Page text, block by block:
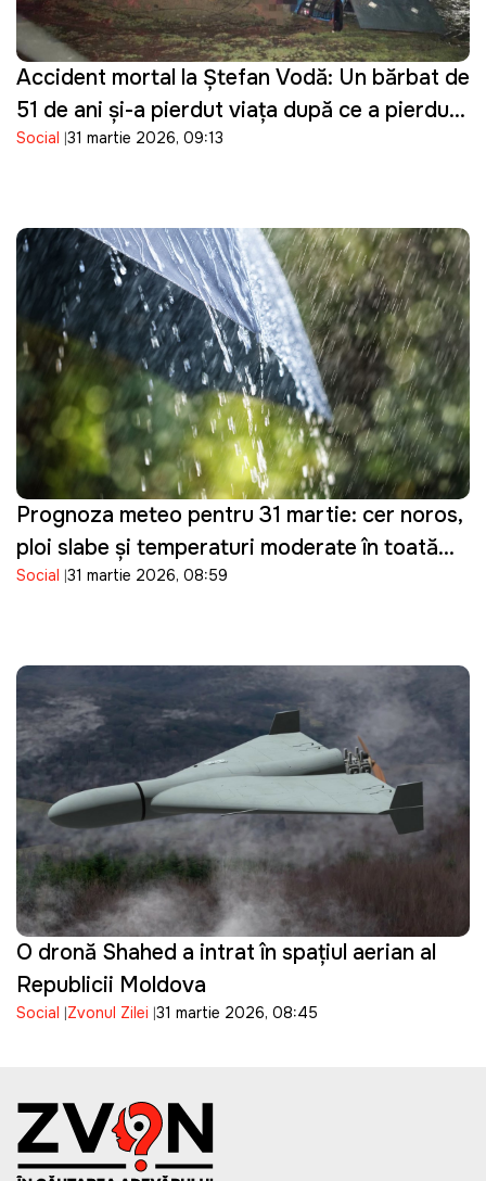
Accident mortal la Ștefan Vodă: Un bărbat de
51 de ani și-a pierdut viața după ce a pierdut
controlul asupra tractorului pe care îl
Social 31 martie 2026, 09:13
Prognoza meteo pentru 31 martie: cer noros,
ploi slabe și temperaturi moderate în toată
țara
Social 31 martie 2026, 08:59
O dronă Shahed a intrat în spațiul aerian al
Republicii Moldova
Social Zvonul Zilei 31 martie 2026, 08:45